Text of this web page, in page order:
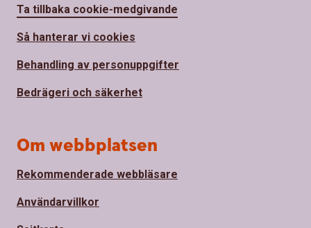
Ta tillbaka cookie-medgivande
Så hanterar vi cookies
Behandling av personuppgifter
Bedrägeri och säkerhet
Om webbplatsen
Rekommenderade webbläsare
Användarvillkor